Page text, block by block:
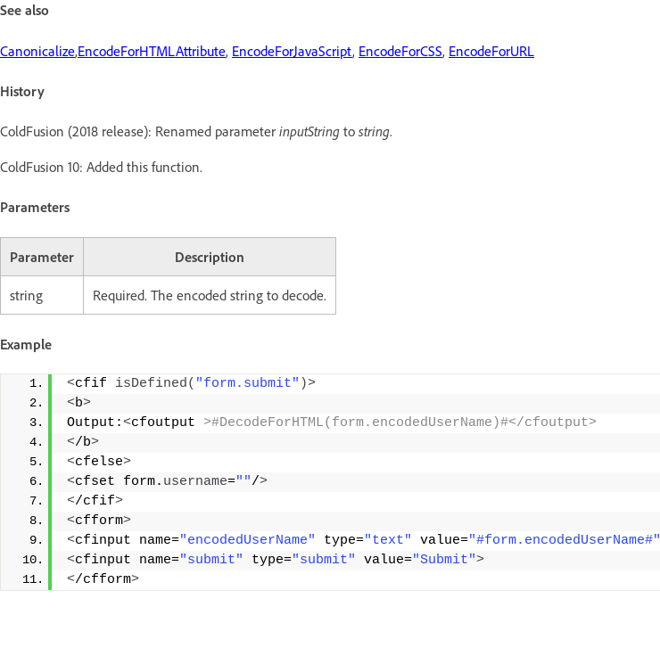
See also
Canonicalize,EncodeForHTMLAttribute, EncodeForJavaScript, EncodeForCSS, EncodeForURL
History
ColdFusion (2018 release): Renamed parameter inputString to string.
ColdFusion 10: Added this function.
Parameters
Parameter Description
string Required. The encoded string to decode.
Example
<cfif isDefined( "form.submit" )>
<b>
Output:<cfoutput >#DecodeForHTML(form.encodedUserName)#</cfoutput>
</b>
<cfelse>
<cfset form. username=""/>
</cfif>
<cfform>
<cfinput name="encodedUserName" type="text" value="#form.encodedUserName#"
<cfinput name="submit" type="submit" value="Submit">
</cfform>